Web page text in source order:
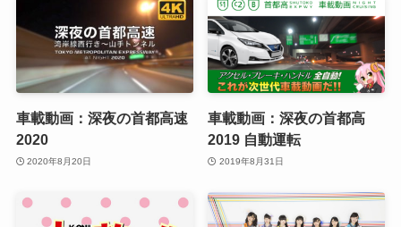
車載動画：深夜の首都高速
2020
2020年8月20日
車載動画：深夜の首都高
2019 自動運転
2019年8月31日